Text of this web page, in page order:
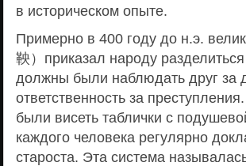
в историческом опыте.
Примерно в 400 году до н.э.
鞅）приказал народу
должны были наблюдать друг за
ответственность за
были висеть таблички с
каждого человека регулярно
староста. Эта система